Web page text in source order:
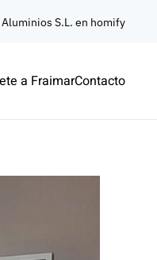
a FraimarContacto